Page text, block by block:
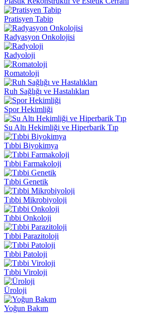
Pratisyen Tabip
Radyasyon Onkolojisi
Radyoloji
Romatoloji
Ruh Sağlığı ve Hastalıkları
Spor Hekimliği
Su Altı Hekimliği ve Hiperbarik Tıp
Tıbbi Biyokimya
Tıbbi Farmakoloji
Tıbbi Genetik
Tıbbi Mikrobiyoloji
Tıbbi Onkoloji
Tıbbi Parazitoloji
Tıbbi Patoloji
Tıbbi Viroloji
Üroloji
Yoğun Bakım